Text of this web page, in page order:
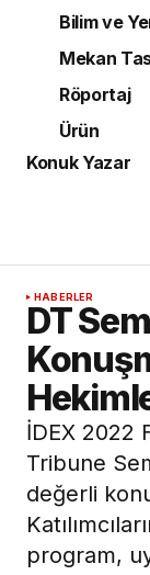
Bilim ve
Mekan
Röportaj
Ürün
Konuk Yazar
HABERLER
DT
İDEX 2022
Tribune
değerli
program,